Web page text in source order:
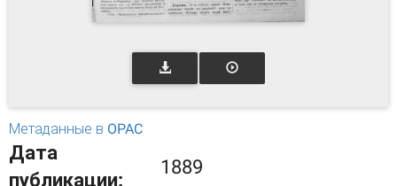
Метаданные в OPAC
Дата
публикации:
1889